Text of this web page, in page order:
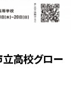
立高校グロー